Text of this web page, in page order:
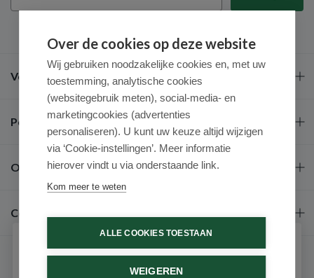
Veel gestelde vragen
Populaire merken
Over ons
Contact
Over de cookies op deze website
Wij gebruiken noodzakelijke cookies en, met uw
toestemming, analytische cookies
(websitegebruik meten), social-media- en
marketingcookies (advertenties
personaliseren). U kunt uw keuze altijd wijzigen
via ‘Cookie-instellingen’. Meer informatie
hierover vindt u via onderstaande link.
Kom meer te weten
ALLE COOKIES TOESTAAN
WEIGEREN
Schrijf je in voor onze nieuwsbrief